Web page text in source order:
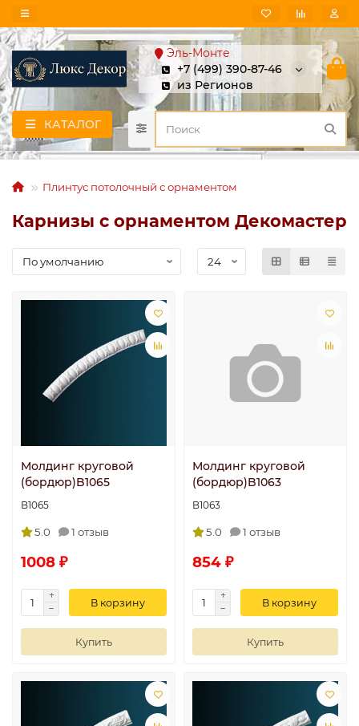
Эль-Монте
+7 (499) 390-87-46
из Регионов
КАТАЛОГ
Плинтус потолочный с орнаментом
Карнизы с орнаментом Декомастер
Молдинг круговой
(бордюр)B1065
B1065
5.0 1 отзыв
1008 ₽
В корзину
Купить
Молдинг круговой
(бордюр)B1063
B1063
5.0 1 отзыв
854 ₽
В корзину
Купить